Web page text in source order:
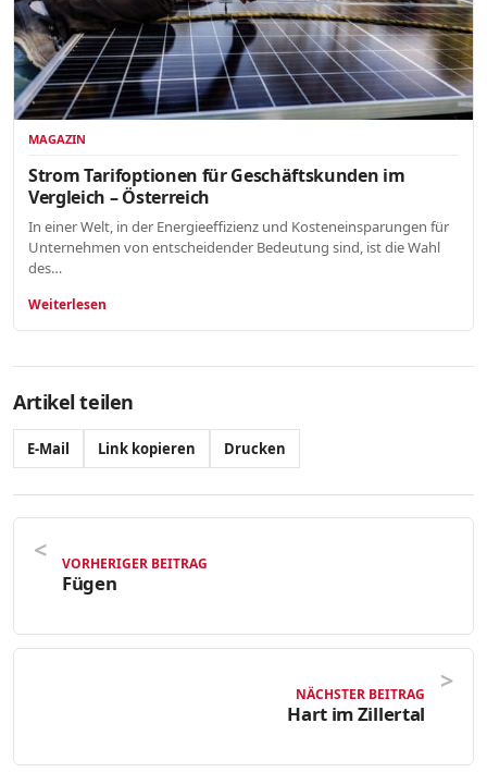
MAGAZIN
Strom Tarifoptionen für Geschäftskunden im
Vergleich – Österreich
In einer Welt, in der Energieeffizienz und Kosteneinsparungen für
Unternehmen von entscheidender Bedeutung sind, ist die Wahl
des…
Weiterlesen
Artikel teilen
E-Mail Link kopieren Drucken
VORHERIGER BEITRAG
Fügen
NÄCHSTER BEITRAG
Hart im Zillertal